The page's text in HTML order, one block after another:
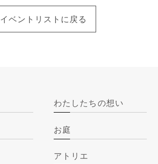
イベントリストに戻る
わたしたちの想い
お庭
アトリエ